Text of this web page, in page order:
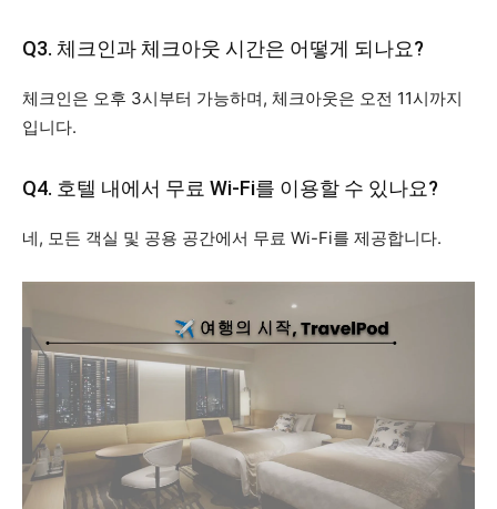
Q3. 체크인과 체크아웃 시간은 어떻게 되나요?
체크인은 오후 3시부터 가능하며, 체크아웃은 오전 11시까지
입니다.
Q4. 호텔 내에서 무료 Wi-Fi를 이용할 수 있나요?
네, 모든 객실 및 공용 공간에서 무료 Wi-Fi를 제공합니다.